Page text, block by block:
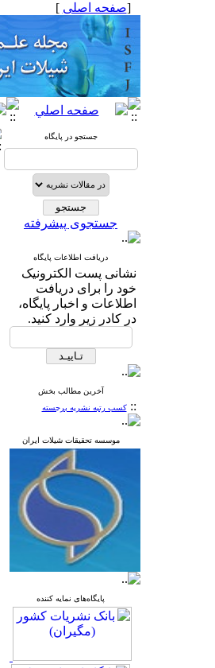
[صفحه اصلی ]
جستجو در پایگاه
جستجوی پیشرفته
دریافت اطلاعات پایگاه
نشانی پست الکترونیک
خود را برای دریافت
اطلاعات و اخبار پایگاه،
در کادر زیر وارد کنید.
آخرین مطالب بخش
::کسب رتبه نشریه برجسته
موسسه تحقیقات شیلات ایران
پایگاه‌های نمایه کننده